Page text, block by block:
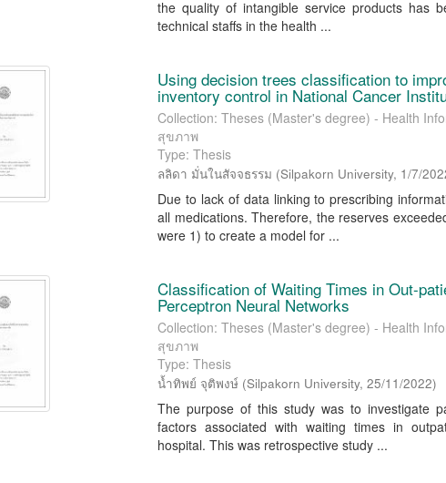
the quality of intangible service products has
technical staffs in the health ...
Using decision trees classification to
inventory control in National Cancer
Collection: Theses (Master's degree) - Health
สุขภาพ
Type: Thesis
ลลิดา มั่นในสัจจธรรม (Silpakorn University, 1/7/
Due to lack of data linking to prescribing
all medications. Therefore, the reserves
were 1) to create a model for ...
Classification of Waiting Times in Out-
Perceptron Neural Networks
Collection: Theses (Master's degree) - Health
สุขภาพ
Type: Thesis
น้ำทิพย์ จุติพงษ์ (Silpakorn University,25/11/2022)
The purpose of this study was to investigate
factors associated with waiting times in
hospital. This was retrospective study ...